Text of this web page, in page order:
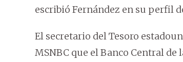
escribió Fernández en su perfil
El secretario del Tesoro
MSNBC que el Banco Central